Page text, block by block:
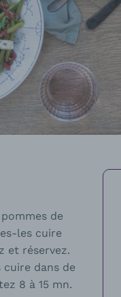
de
les cuire
et réservez.
dans de
8 à 15 mn.